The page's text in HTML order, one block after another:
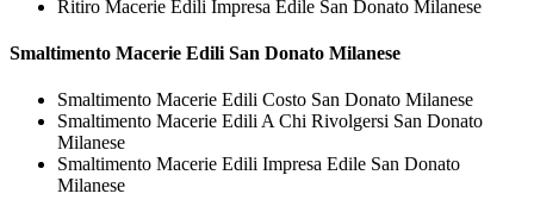
Ritiro Macerie Edili Impresa Edile San Donato Milanese
Smaltimento Macerie Edili San Donato Milanese
Smaltimento Macerie Edili Costo San Donato Milanese
Smaltimento Macerie Edili A Chi Rivolgersi San Donato
Milanese
Smaltimento Macerie Edili Impresa Edile San Donato
Milanese